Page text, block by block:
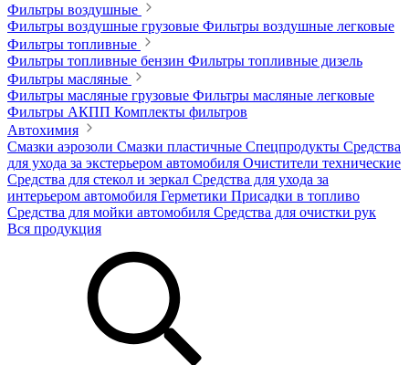
Фильтры воздушные
Фильтры воздушные грузовые Фильтры воздушные легковые
Фильтры топливные
Фильтры топливные бензин Фильтры топливные дизель
Фильтры масляные
Фильтры масляные грузовые Фильтры масляные легковые
Фильтры АКПП Комплекты фильтров
Автохимия
Смазки аэрозоли Смазки пластичные Спецпродукты Средства
для ухода за экстерьером автомобиля Очистители технические
Средства для стекол и зеркал Средства для ухода за
интерьером автомобиля Герметики Присадки в топливо
Средства для мойки автомобиля Средства для очистки рук
Вся продукция